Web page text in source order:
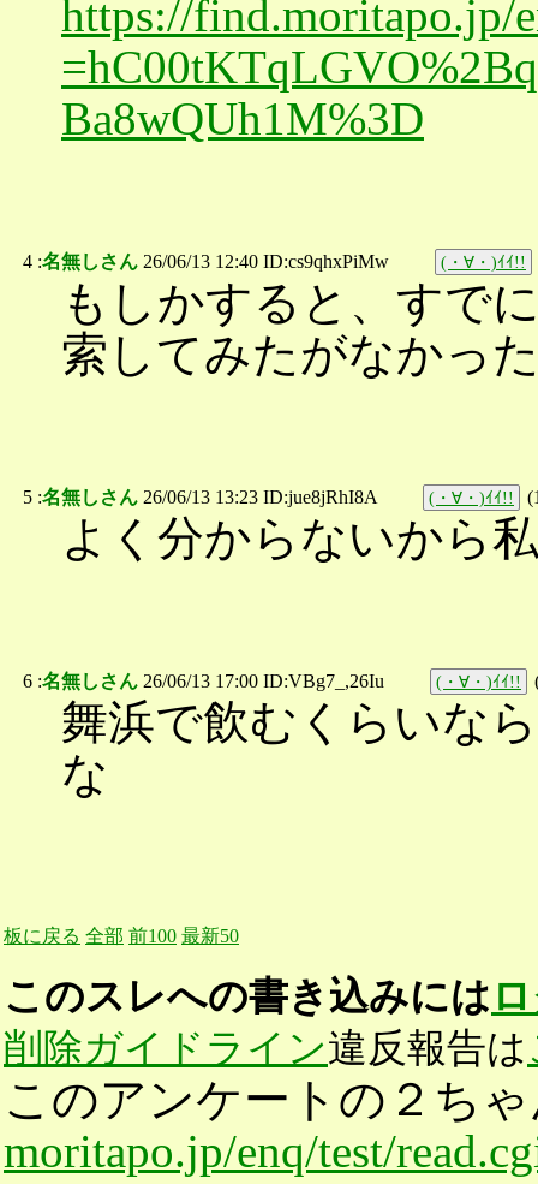
https://find.moritapo.jp/
Ba8wQUh1M%3D
4 :名無しさん 26/06/13 12:40 ID:cs9qhxPiMw (・∀・)ｲｲ!!
もしかすると、すで
索してみたがなかっ
5 :名無しさん 26/06/13 13:23 ID:jue8jRhI8A (・∀・)ｲｲ!! (
よく分からないから
6 :名無しさん 26/06/13 17:00 ID:VBg7_,26Iu (・∀・)ｲｲ!!
舞浜で飲むくらいな
な
板に戻る 全部 前100 最新50
このスレへの書き込みには
削除ガイドライン違反報告は
このアンケートの２ち
moritapo.jp/enq/test/